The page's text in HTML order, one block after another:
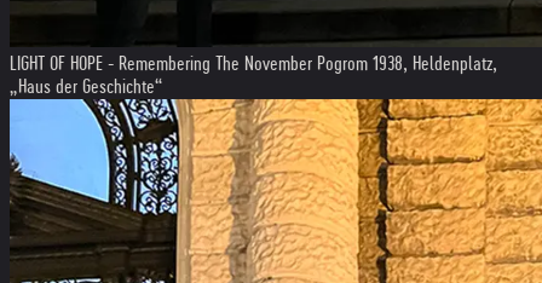
LIGHT OF HOPE - Remembering The November Pogrom 1938, Heldenplatz,
„Haus der Geschichte“